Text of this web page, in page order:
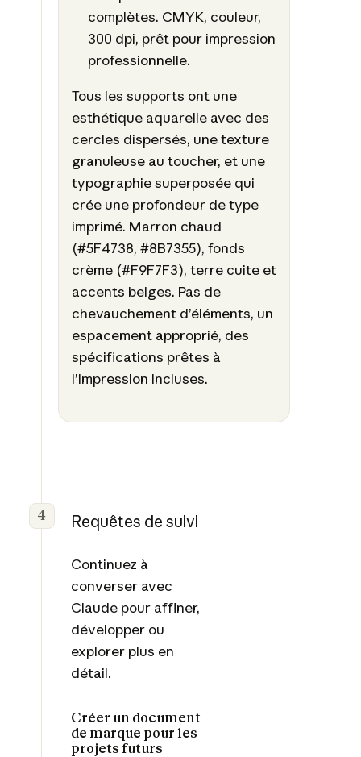
complètes. CMYK, couleur,
300 dpi, prêt pour impression
professionnelle.
Tous les supports ont une
esthétique aquarelle avec des
cercles dispersés, une texture
granuleuse au toucher, et une
typographie superposée qui
crée une profondeur de type
imprimé. Marron chaud
(#5F4738, #8B7355), fonds
crème (#F9F7F3), terre cuite et
accents beiges. Pas de
chevauchement d’éléments, un
espacement approprié, des
spécifications prêtes à
l’impression incluses.
4 Requêtes de suivi
Continuez à
converser avec
Claude pour affiner,
développer ou
explorer plus en
détail.
Créer un document
de marque pour les
projets futurs